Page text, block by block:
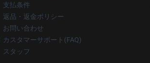
支払条件
返品・返金ポリシー
お問い合わせ
カスタマーサポート(FAQ)
スタッフ